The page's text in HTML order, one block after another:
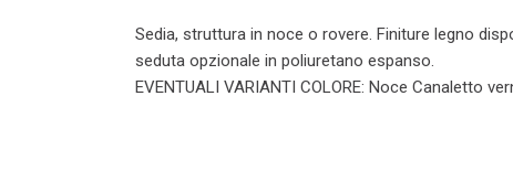
Sedia, struttura in noce o rovere. Finiture legno
seduta opzionale in poliuretano espanso.
EVENTUALI VARIANTI COLORE: Noce Canaletto